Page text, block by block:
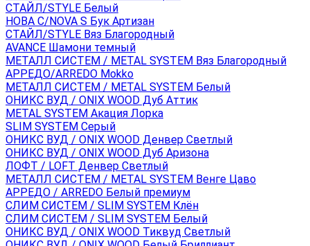
СТАЙЛ/STYLE Белый
НОВА С/NOVA S Бук Артизан
СТАЙЛ/STYLE Вяз Благородный
AVANCE Шамони темный
МЕТАЛЛ СИСТЕМ / METAL SYSTEM Вяз Благородный
АРРЕДО/ARREDO Mokko
МЕТАЛЛ СИСТЕМ / METAL SYSTEM Белый
ОНИКС ВУД / ONIX WOOD Дуб Аттик
METAL SYSTEM Акация Лорка
SLIM SYSTEM Серый
ОНИКС ВУД / ONIX WOOD Денвер Светлый
ОНИКС ВУД / ONIX WOOD Дуб Аризона
ЛОФТ / LOFT Денвер Светлый
МЕТАЛЛ СИСТЕМ / METAL SYSTEM Венге Цаво
АРРЕДО / ARREDO Белый премиум
СЛИМ СИСТЕМ / SLIM SYSTEM Клён
СЛИМ СИСТЕМ / SLIM SYSTEM Белый
ОНИКС ВУД / ONIX WOOD Тиквуд Светлый